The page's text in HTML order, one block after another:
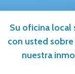
Su oficina local
con usted
nuestra